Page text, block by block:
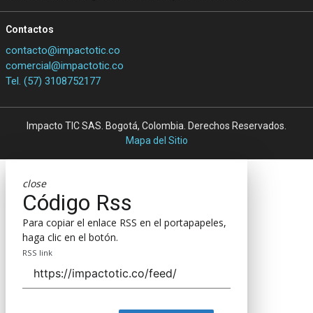
Contactos
contacto@impactotic.co
comercial@impactotic.co
Tel. (57) 3108752177
Impacto TIC SAS. Bogotá, Colombia. Derechos Reservados.
Mapa del Sitio
close
Código Rss
Para copiar el enlace RSS en el portapapeles,
haga clic en el botón.
RSS link